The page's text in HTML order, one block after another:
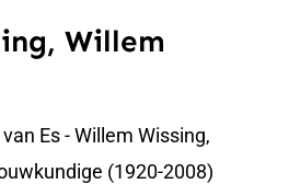
Willem
Es - Willem Wissing,
(1920-2008)